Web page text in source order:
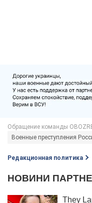
Военные преступления
Редакционная политика